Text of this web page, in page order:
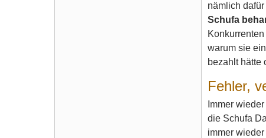
nämlich
Schufa
warum sie
bezahlt hätte
Fehler,
Immer
die Schufa
immer